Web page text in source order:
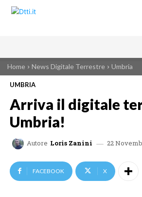
Home News Digitale Terrestre Umbria
UMBRIA
Arriva il digitale
Umbria!
Autore Loris Zanini 22
FACEBOOK X